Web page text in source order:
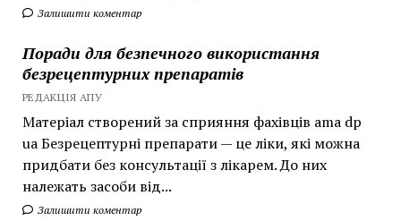
Залишити коментар
Поради для безпечного використання
безрецептурних препаратів
РЕДАКЦІЯ АПУ
Матеріал створений за сприяння фахівців ama dp
ua Безрецептурні препарати — це ліки, які можна
придбати без консультації з лікарем. До них
належать засоби від...
Залишити коментар